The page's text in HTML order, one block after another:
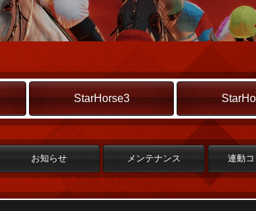
StarHorse3
お知らせ メンテナンス 連動